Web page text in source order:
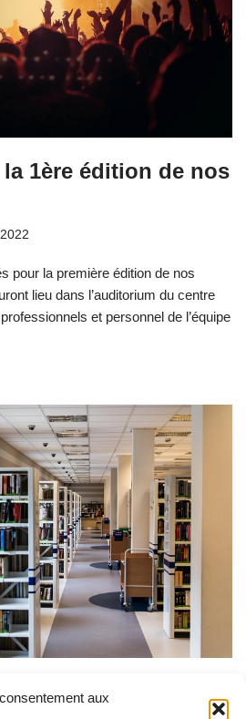
aux
1ère édition de nos
pour la première édition de nos
lieu dans l’auditorium du centre
et personnel de l’équipe
Audio Musika